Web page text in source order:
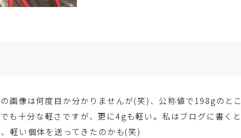
画像は何度目か分かりませんが(笑)、公称値で198gのとこ
も十分な軽さですが、更に4gも軽い。私はブログに書くと
軽い個体を送ってきたのかも(笑)